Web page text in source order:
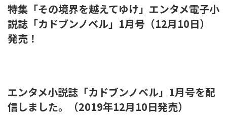
特集「その境界を越えてゆけ」エンタメ電子小
説誌「カドブンノベル」1月号（12月10日）
発売！
エンタメ小説誌「カドブンノベル」1月号を配
信しました。（2019年12月10日発売）